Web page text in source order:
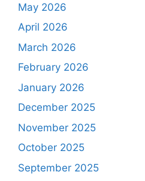
May 2026
April 2026
March 2026
February 2026
January 2026
December 2025
November 2025
October 2025
September 2025